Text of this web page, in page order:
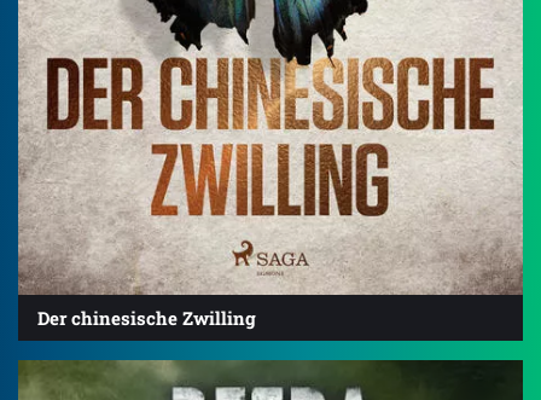
Der chinesische Zwilling